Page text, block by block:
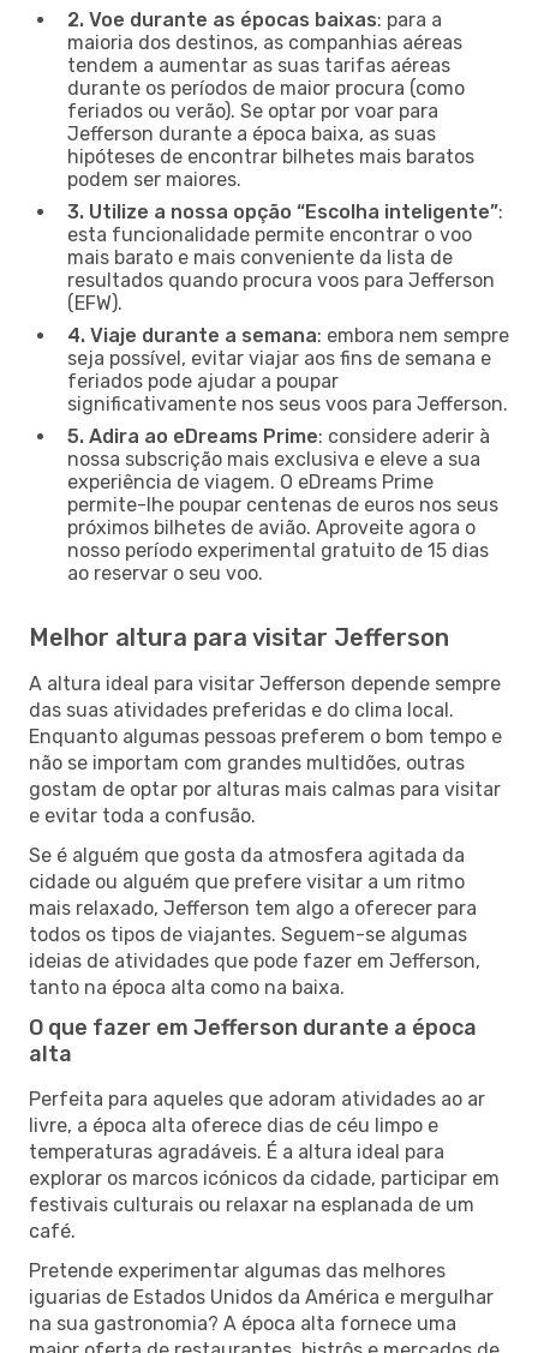
2. Voe durante as épocas baixas: para a
maioria dos destinos, as companhias aéreas
tendem a aumentar as suas tarifas aéreas
durante os períodos de maior procura (como
feriados ou verão). Se optar por voar para
Jefferson durante a época baixa, as suas
hipóteses de encontrar bilhetes mais baratos
podem ser maiores.
3. Utilize a nossa opção “Escolha inteligente”:
esta funcionalidade permite encontrar o voo
mais barato e mais conveniente da lista de
resultados quando procura voos para Jefferson
(EFW).
4. Viaje durante a semana: embora nem sempre
seja possível, evitar viajar aos fins de semana e
feriados pode ajudar a poupar
significativamente nos seus voos para Jefferson.
5. Adira ao eDreams Prime: considere aderir à
nossa subscrição mais exclusiva e eleve a sua
experiência de viagem. O eDreams Prime
permite-lhe poupar centenas de euros nos seus
próximos bilhetes de avião. Aproveite agora o
nosso período experimental gratuito de 15 dias
ao reservar o seu voo.
Melhor altura para visitar Jefferson
A altura ideal para visitar Jefferson depende sempre
das suas atividades preferidas e do clima local.
Enquanto algumas pessoas preferem o bom tempo e
não se importam com grandes multidões, outras
gostam de optar por alturas mais calmas para visitar
e evitar toda a confusão.
Se é alguém que gosta da atmosfera agitada da
cidade ou alguém que prefere visitar a um ritmo
mais relaxado, Jefferson tem algo a oferecer para
todos os tipos de viajantes. Seguem-se algumas
ideias de atividades que pode fazer em Jefferson,
tanto na época alta como na baixa.
O que fazer em Jefferson durante a época
alta
Perfeita para aqueles que adoram atividades ao ar
livre, a época alta oferece dias de céu limpo e
temperaturas agradáveis. É a altura ideal para
explorar os marcos icónicos da cidade, participar em
festivais culturais ou relaxar na esplanada de um
café.
Pretende experimentar algumas das melhores
iguarias de Estados Unidos da América e mergulhar
na sua gastronomia? A época alta fornece uma